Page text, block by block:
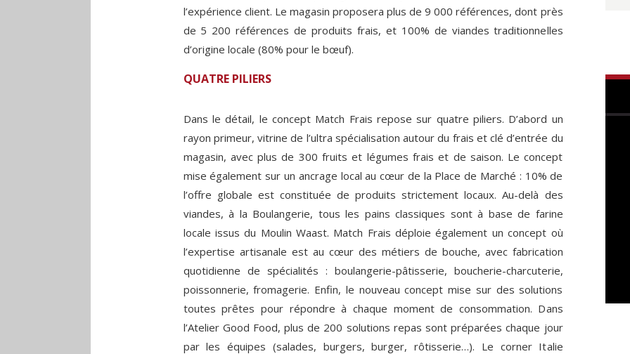
l’expérience client. Le magasin proposera plus de 9 000 références, dont près
de 5 200 références de produits frais, et 100% de viandes traditionnelles
d’origine locale (80% pour le bœuf).
QUATRE PILIERS
Dans le détail, le concept Match Frais repose sur quatre piliers. D’abord un
rayon primeur, vitrine de l’ultra spécialisation autour du frais et clé d’entrée du
magasin, avec plus de 300 fruits et légumes frais et de saison. Le concept
mise également sur un ancrage local au cœur de la Place de Marché : 10% de
l’offre globale est constituée de produits strictement locaux. Au-delà des
viandes, à la Boulangerie, tous les pains classiques sont à base de farine
locale issus du Moulin Waast. Match Frais déploie également un concept où
l’expertise artisanale est au cœur des métiers de bouche, avec fabrication
quotidienne de spécialités : boulangerie-pâtisserie, boucherie-charcuterie,
poissonnerie, fromagerie. Enfin, le nouveau concept mise sur des solutions
toutes prêtes pour répondre à chaque moment de consommation. Dans
l’Atelier Good Food, plus de 200 solutions repas sont préparées chaque jour
par les équipes (salades, burgers, burger, rôtisserie…). Le corner Italie